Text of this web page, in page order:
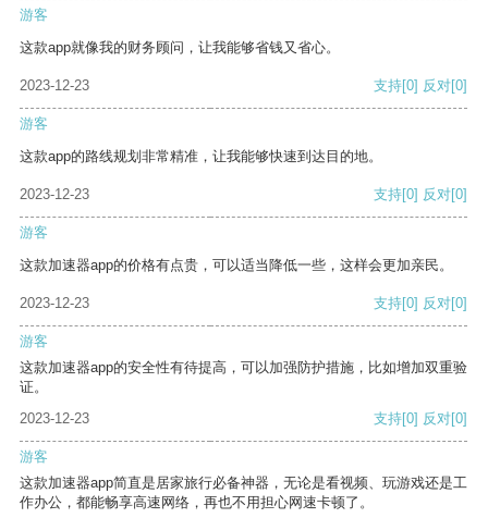
游客
这款app就像我的财务顾问，让我能够省钱又省心。
2023-12-23 支持[0] 反对[0]
游客
这款app的路线规划非常精准，让我能够快速到达目的地。
2023-12-23 支持[0] 反对[0]
游客
这款加速器app的价格有点贵，可以适当降低一些，这样会更加亲民。
2023-12-23 支持[0] 反对[0]
游客
这款加速器app的安全性有待提高，可以加强防护措施，比如增加双重验
证。
2023-12-23
支持[0] 反对[0]
游客
这款加速器app简直是居家旅行必备神器，无论是看视频、玩游戏还是工
作办公，都能畅享高速网络，再也不用担心网速卡顿了。